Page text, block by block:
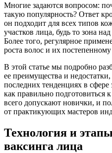
Многие задаются вопросом:
такую популярность? Ответ
он подходит для всех типов
участков лица, будь то зона
Более того, регулярное
роста волос и их
В этой статье мы подробно
ее преимущества и
последних тенденциях в
как правильно подготовиться
всего допускают новички, и
от практикующих мастеров
Технология и
ваксинга лица